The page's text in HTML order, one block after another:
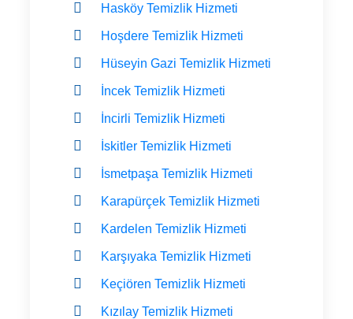
Hasköy Temizlik Hizmeti
Hoşdere Temizlik Hizmeti
Hüseyin Gazi Temizlik Hizmeti
İncek Temizlik Hizmeti
İncirli Temizlik Hizmeti
İskitler Temizlik Hizmeti
İsmetpaşa Temizlik Hizmeti
Karapürçek Temizlik Hizmeti
Kardelen Temizlik Hizmeti
Karşıyaka Temizlik Hizmeti
Keçiören Temizlik Hizmeti
Kızılay Temizlik Hizmeti